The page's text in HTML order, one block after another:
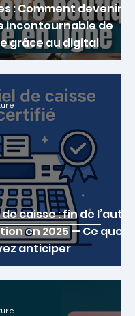
: Comment devenir la
incontournable de
grâce au digital
caisse : fin de l’auto-
en 2025 — Ce que
anticiper